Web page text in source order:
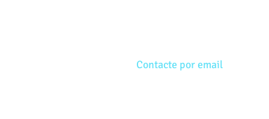
Contacte por email